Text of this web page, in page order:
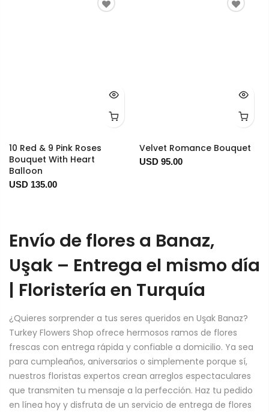
10 Red & 9 Pink Roses
Bouquet With Heart
Balloon
USD 135.00
Velvet Romance Bouquet
USD 95.00
Envío de flores a Banaz,
Uşak – Entrega el mismo día
| Floristería en Turquía
¿Quieres sorprender a tus seres queridos en Uşak Banaz?
Turkey Flowers Shop ofrece hermosos ramos de flores
frescas con entrega rápida y confiable a domicilio. Ya sea
para cumpleaños, aniversarios o simplemente porque sí,
nuestros floristas expertos crean arreglos espectaculares
que transmiten tu mensaje a la perfección. Haz tu pedido
en línea hoy y disfruta de un servicio de entrega de flores